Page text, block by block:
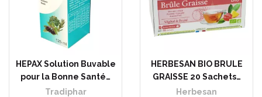
HEPAX Solution Buvable
pour la Bonne Santé…
Tradiphar
HERBESAN BIO BRULE
GRAISSE 20 Sachets…
Herbesan